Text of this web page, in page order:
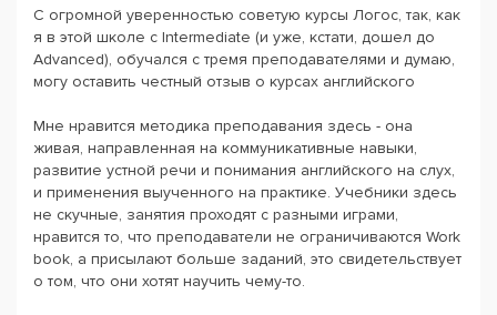
С огромной уверенностью советую курсы Логос, так, как
я в этой школе c Intermediate (и уже, кстати, дошел до
Advanced), обучался с тремя преподавателями и думаю,
могу оставить честный отзыв о курсах английского
Мне нравится методика преподавания здесь - она
живая, направленная на коммуникативные навыки,
развитие устной речи и понимания английского на слух,
и применения выученного на практике. Учебники здесь
не скучные, занятия проходят с разными играми,
нравится то, что преподаватели не ограничиваются Work
book, а присылают больше заданий, это свидетельствует
о том, что они хотят научить чему-то.